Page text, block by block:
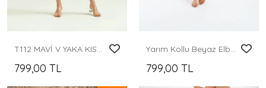
T112 MAVİ V YAKA KISA BALON KOL BEL KEMERLİ DİZ ALTI ELBİSE
799,00 TL
Yarım Kollu Beyaz Elbise
799,00 TL